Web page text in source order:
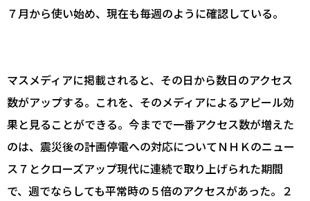
７月から使い始め、現在も毎週のように確認している。
マスメディアに掲載されると、その日から数日のアクセス
数がアップする。これを、そのメディアによるアピール効
果と見ることができる。今までで一番アクセス数が増えた
のは、震災後の計画停電への対応についてＮＨＫのニュー
ス７とクローズアップ現代に連続で取り上げられた期間
で、週でならしても平常時の５倍のアクセスがあった。２